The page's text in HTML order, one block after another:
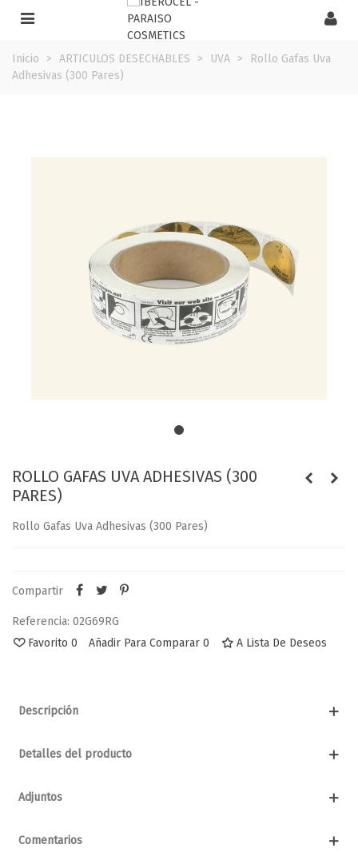
Inicio > ARTICULOS DESECHABLES > UVA >
Rollo Gafas Uva
Adhesivas (300 Pares)
ROLLO GAFAS UVA ADHESIVAS (300
PARES)
Rollo Gafas Uva Adhesivas (300 Pares)
Compartir
Referencia: 02G69RG
Favorito 0 Añadir Para Comparar 0 A Lista De Deseos
Descripción
Detalles del producto
Adjuntos
Comentarios